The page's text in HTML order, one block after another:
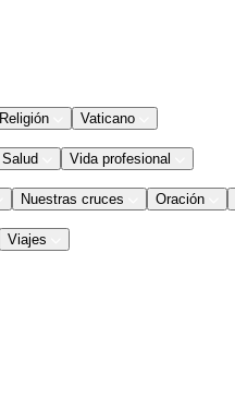
Religión Vaticano
Salud Vida profesional
Nuestras cruces Oración
Viajes